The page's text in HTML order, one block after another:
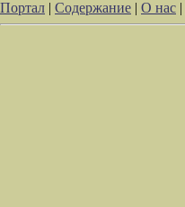
Портал | Содержание | О нас |